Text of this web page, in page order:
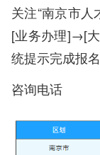
关注“南京市
[业务办理]→[
统提示完成报名
咨询电话